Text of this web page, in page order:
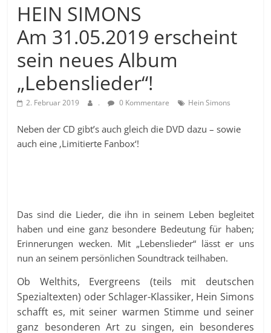
HEIN SIMONS
Am 31.05.2019 erscheint
sein neues Album
„Lebenslieder“!
2. Februar 2019 . 0 Kommentare Hein Simons
Neben der CD gibt’s auch gleich die DVD dazu – sowie
auch eine ‚Limitierte Fanbox‘!
Das sind die Lieder, die ihn in seinem Leben begleitet
haben und eine ganz besondere Bedeutung für haben;
Erinnerungen wecken. Mit „Lebenslieder“ lässt er uns
nun an seinem persönlichen Soundtrack teilhaben.
Ob Welthits, Evergreens (teils mit deutschen
Spezialtexten) oder Schlager-Klassiker, Hein Simons
schafft es, mit seiner warmen Stimme und seiner
ganz besonderen Art zu singen, ein besonderes